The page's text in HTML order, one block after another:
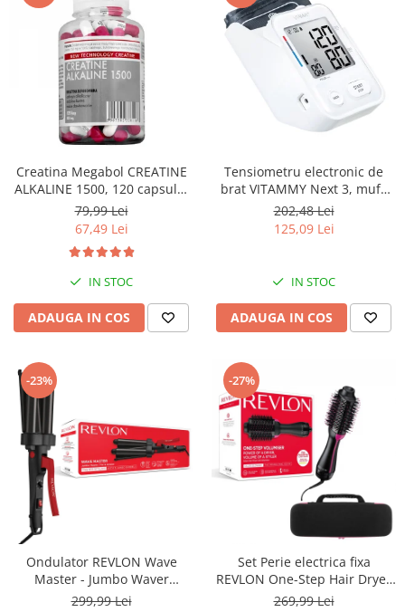
Creatina Megabol CREATINE
ALKALINE 1500, 120 capsule,
creatina monohidrat cu Ph
ridicat, nu este necesara faza
de incarcare
79,99 Lei
67,49 Lei
IN STOC
ADAUGA IN COS
Tensiometru electronic de
brat VITAMMY Next 3, mufa
USB, detectie miscarea
corpului, memorare 2
utilizatori, manseta 22-40 cm,
202,48 Lei
125,09 Lei
IN STOC
ADAUGA IN COS
-23%
Ondulator REVLON Wave
Master - Jumbo Waver
RVIR3056UKE, 3 cilindri extra
299,99 Lei
-27%
Set Perie electrica fixa
REVLON One-Step Hair Dryer
& Volumizer RVDR5222E2 si
269,99 Lei